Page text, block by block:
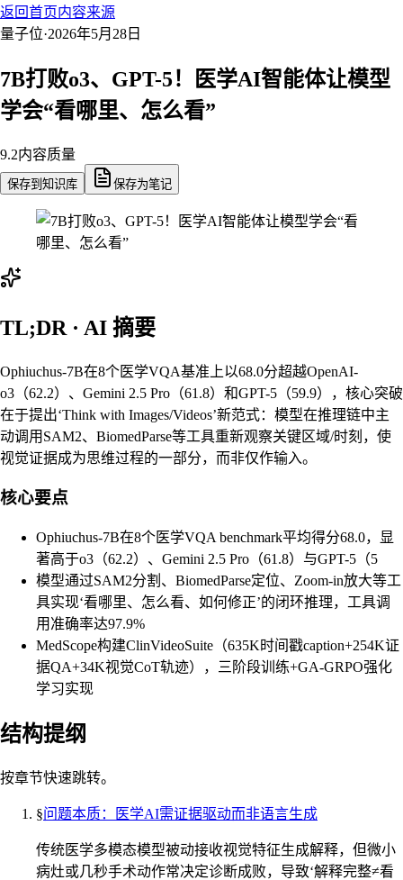
返回首页内容来源
量子位·2026年5月28日
7B打败o3、GPT-5！医学AI智能体让模型
学会“看哪里、怎么看”
9.2内容质量
保存到知识库 保存为笔记
TL;DR · AI 摘要
Ophiuchus-7B在8个医学VQA基准上以68.0分超越OpenAI-
o3（62.2）、Gemini 2.5 Pro（61.8）和GPT-5（59.9），核心突破
在于提出‘Think with Images/Videos’新范式：模型在推理链中主
动调用SAM2、BiomedParse等工具重新观察关键区域/时刻，使
视觉证据成为思维过程的一部分，而非仅作输入。
核心要点
Ophiuchus-7B在8个医学VQA benchmark平均得分68.0，显
著高于o3（62.2）、Gemini 2.5 Pro（61.8）与GPT-5（5
模型通过SAM2分割、BiomedParse定位、Zoom-in放大等工
具实现‘看哪里、怎么看、如何修正’的闭环推理，工具调
用准确率达97.9%
MedScope构建ClinVideoSuite（635K时间戳caption+254K证
据QA+34K视觉CoT轨迹），三阶段训练+GA-GRPO强化
学习实现
结构提纲
按章节快速跳转。
§问题本质：医学AI需证据驱动而非语言生成
传统医学多模态模型被动接收视觉特征生成解释，但微小
病灶或几秒手术动作常决定诊断成败，导致‘解释完整≠看